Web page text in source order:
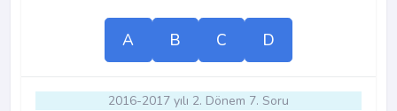
A B C D
2016-2017 yılı 2. Dönem 7. Soru